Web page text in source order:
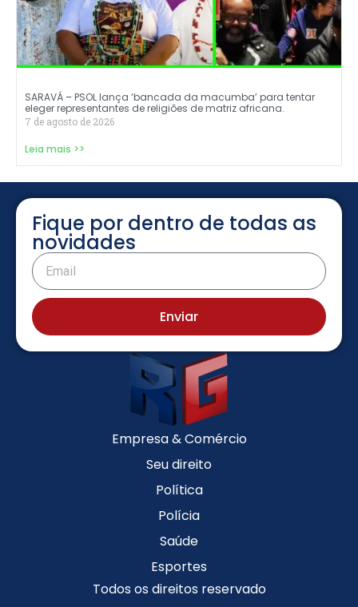
SARAVÁ – PSOL lança ‘bancada da macumba’ para tentar
eleger representantes de religiões de matriz africana.
7 de agosto de 2026
Leia mais >>
Fique por dentro de todas as
novidades
Enviar
Empresa & Comércio
Seu direito
Política
Polícia
Saúde
Esportes
Todos os direitos reservado